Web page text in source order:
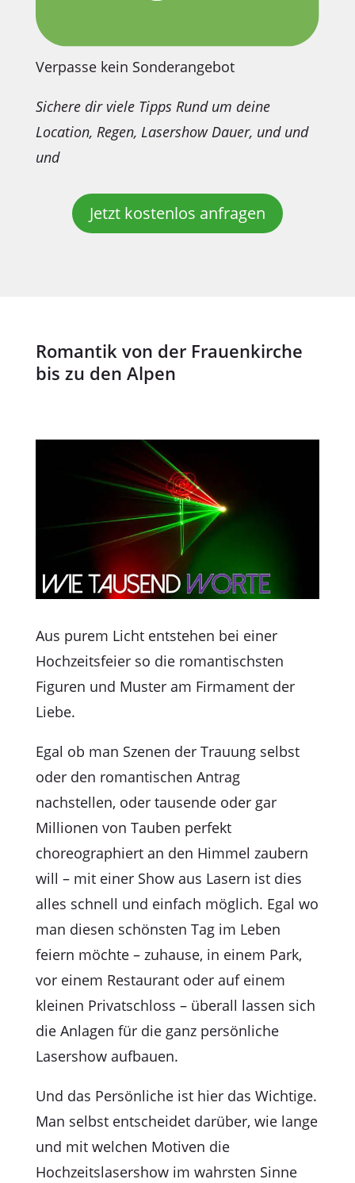
Verpasse kein Sonderangebot
Sichere dir viele Tipps Rund um deine
Location, Regen, Lasershow Dauer, und und
und
Jetzt kostenlos anfragen
Romantik von der Frauenkirche
bis zu den Alpen
Aus purem Licht entstehen bei einer
Hochzeitsfeier so die romantischsten
Figuren und Muster am Firmament der
Liebe.
Egal ob man Szenen der Trauung selbst
oder den romantischen Antrag
nachstellen, oder tausende oder gar
Millionen von Tauben perfekt
choreographiert an den Himmel zaubern
will – mit einer Show aus Lasern ist dies
alles schnell und einfach möglich. Egal wo
man diesen schönsten Tag im Leben
feiern möchte – zuhause, in einem Park,
vor einem Restaurant oder auf einem
kleinen Privatschloss – überall lassen sich
die Anlagen für die ganz persönliche
Lasershow aufbauen.
Und das Persönliche ist hier das Wichtige.
Man selbst entscheidet darüber, wie lange
und mit welchen Motiven die
Hochzeitslasershow im wahrsten Sinne